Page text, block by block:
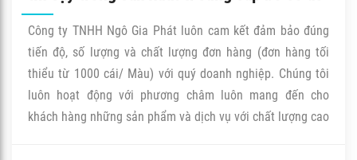
tại Việt Nam
Công ty TNHH Ngô Gia Phát luôn cam kết đảm bảo đúng
tiến độ, số lượng và chất lượng đơn hàng (đơn hàng tối
thiểu từ 1000 cái/ Màu) với quý doanh nghiệp. Chúng tôi
luôn hoạt động với phương châm luôn mang đến cho
khách hàng những sản phẩm và dịch vụ với chất lượng cao